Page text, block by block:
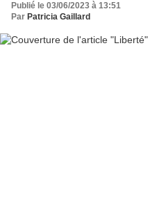
Publié le 03/06/2023 à 13:51
Par Patricia Gaillard